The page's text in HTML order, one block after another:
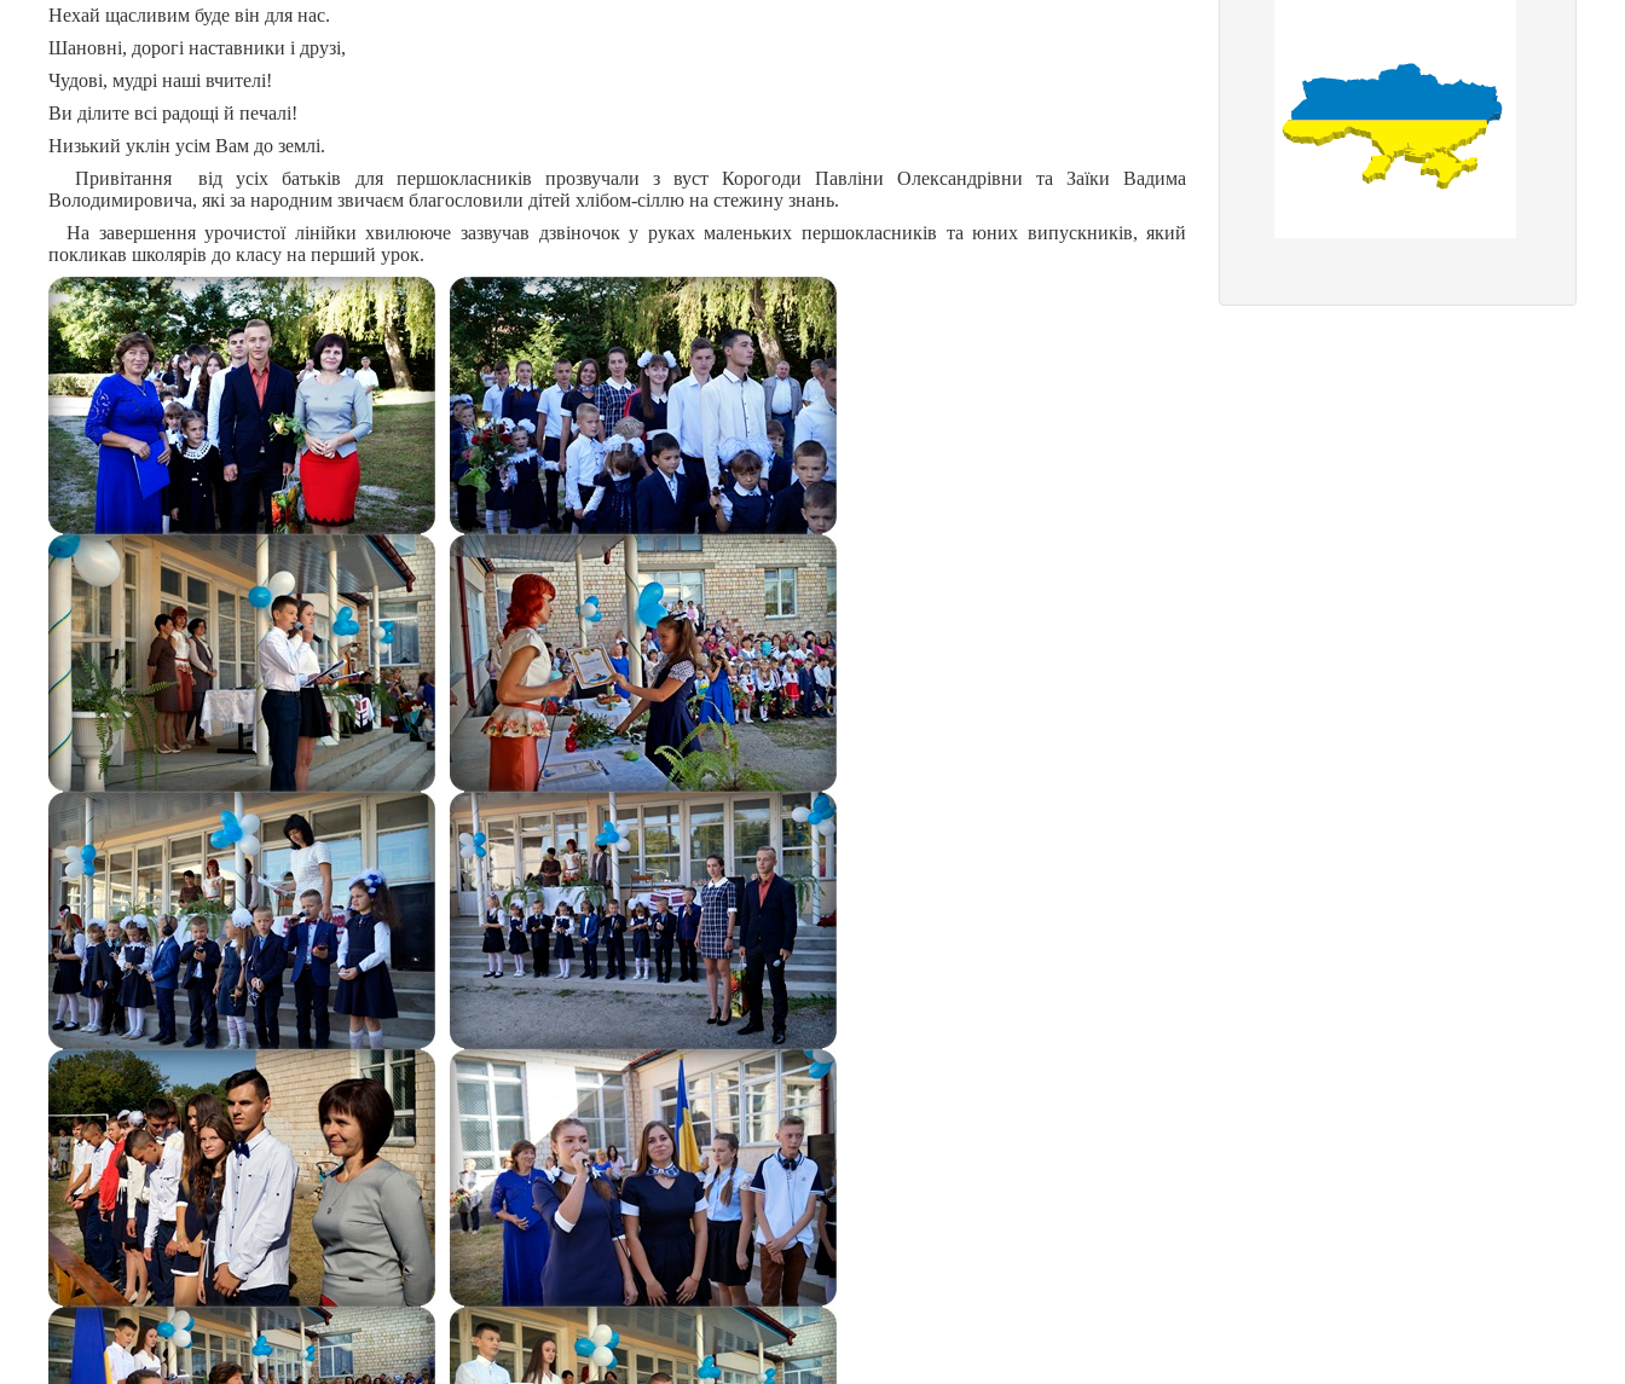
Нехай щасливим буде він для нас.
Шановні, дорогі наставники і друзі,
Чудові, мудрі наші вчителі!
Ви ділите всі радощі й печалі!
Низький уклін усім Вам до землі.
Привітання від усіх батьків для першокласників прозвучали з вуст Корогоди Павліни Олександрівни та Заїки Вадима
Володимировича, які за народним звичаєм благословили дітей хлібом-сіллю на стежину знань.
На завершення урочистої лінійки хвилююче зазвучав дзвіночок у руках маленьких першокласників та юних випускників, який
покликав школярів до класу на перший урок.